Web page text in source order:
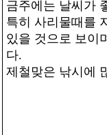
금주에는 날씨가
특히 사리물때를
있을 것으로 보이
다.
제철맞은 낚시에